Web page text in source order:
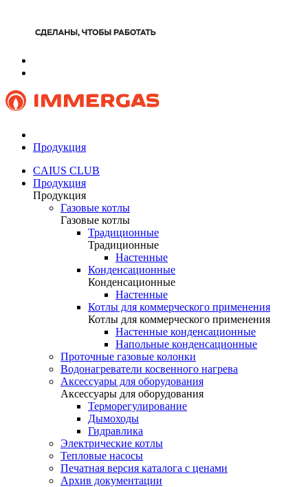
Продукция
CAIUS CLUB
Продукция
Продукция
Газовые котлы
Газовые котлы
Традиционные
Традиционные
Настенные
Конденсационные
Конденсационные
Настенные
Котлы для коммерческого применения
Котлы для коммерческого применения
Настенные конденсационные
Напольные конденсационные
Проточные газовые колонки
Водонагреватели косвенного нагрева
Аксессуары для оборудования
Аксессуары для оборудования
Терморегулирование
Дымоходы
Гидравлика
Электрические котлы
Тепловые насосы
Печатная версия каталога с ценами
Архив документации